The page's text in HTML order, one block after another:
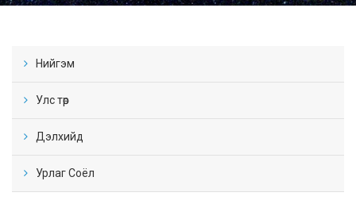
Нийгэм
Улс төр
Дэлхийд
Урлаг Соёл